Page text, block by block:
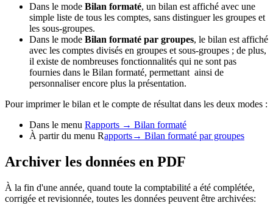
Dans le mode Bilan formaté, un bilan est affiché avec une
simple liste de tous les comptes, sans distinguer les groupes et
les sous-groupes.
Dans le mode Bilan formaté par groupes, le bilan est affiché
avec les comptes divisés en groupes et sous-groupes ; de plus,
il existe de nombreuses fonctionnalités qui ne sont pas
fournies dans le Bilan formaté, permettant ainsi de
personnaliser encore plus la présentation.
Pour imprimer le bilan et le compte de résultat dans les deux modes :
Dans le menu Rapports → Bilan formaté
À partir du menu Rapports→ Bilan formaté par groupes
Archiver les données en PDF
À la fin d'une année, quand toute la comptabilité a été complétée,
corrigée et revisionnée, toutes les données peuvent être archivées: